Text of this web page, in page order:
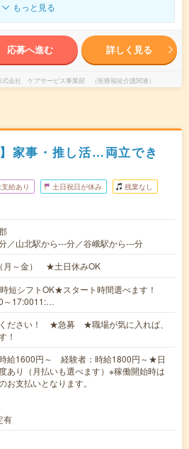
もっと見る
応募へ進む 詳しく見る
式会社 ケアサービス事業部 （医療福祉介護関連）
家事・推し活…両立でき
給あり 土日祝日が休み 残業なし
／山北駅から---分／谷峨駅から---分
月～金） ★土日休みOK
短シフトOK★スタート時間選べます！
～17:0011:…
ださい！ ★急募 ★職場が気に入れば、
！
給1600円～ 経験者：時給1800円～★日
あり（月払いも選べます）※稼働開始時は
お支払いとなります。
有